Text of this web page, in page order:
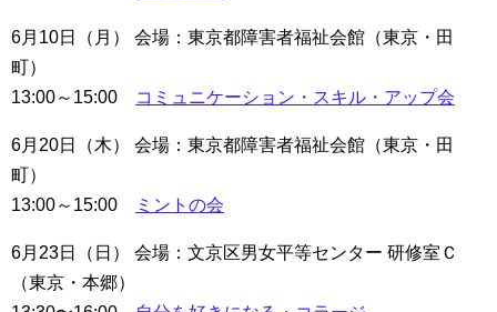
6月10日（月） 会場：東京都障害者福祉会館（東京・田
町）
13:00～15:00
コミュニケーション・スキル・アップ会
6月20日（木） 会場：東京都障害者福祉会館（東京・田
町）
13:00～15:00
ミントの会
6月23日（日） 会場：文京区男女平等センター 研修室Ｃ
（東京・本郷）